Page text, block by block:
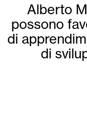
Alberto
possono
di
di